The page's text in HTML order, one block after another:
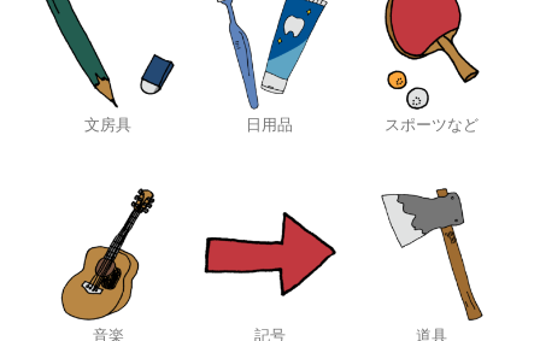
文房具 日用品 スポーツなど
音楽 記号 道具